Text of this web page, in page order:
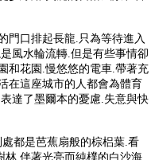
門口排起長龍.只為等待進入
風水輪流轉.但是有些事情卻
和花園.慢悠悠的電車.帶著充
在這座城市的人都會為體育
達了墨爾本的憂慮.失意與快
都是芭蕉扇般的棕梠葉.看
林.伴著光亮而純樸的白沙海